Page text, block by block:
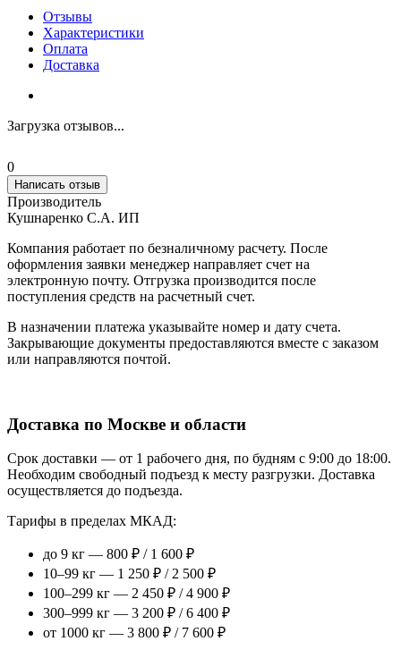
Отзывы
Характеристики
Оплата
Доставка
Загрузка отзывов...
0
Написать отзыв
Производитель
Кушнаренко С.А. ИП
Компания работает по безналичному расчету. После
оформления заявки менеджер направляет счет на
электронную почту. Отгрузка производится после
поступления средств на расчетный счет.
В назначении платежа указывайте номер и дату счета.
Закрывающие документы предоставляются вместе с заказом
или направляются почтой.
Доставка по Москве и области
Срок доставки — от 1 рабочего дня, по будням с 9:00 до 18:00.
Необходим свободный подъезд к месту разгрузки. Доставка
осуществляется до подъезда.
Тарифы в пределах МКАД:
до 9 кг — 800 ₽ / 1 600 ₽
10–99 кг — 1 250 ₽ / 2 500 ₽
100–299 кг — 2 450 ₽ / 4 900 ₽
300–999 кг — 3 200 ₽ / 6 400 ₽
от 1000 кг — 3 800 ₽ / 7 600 ₽